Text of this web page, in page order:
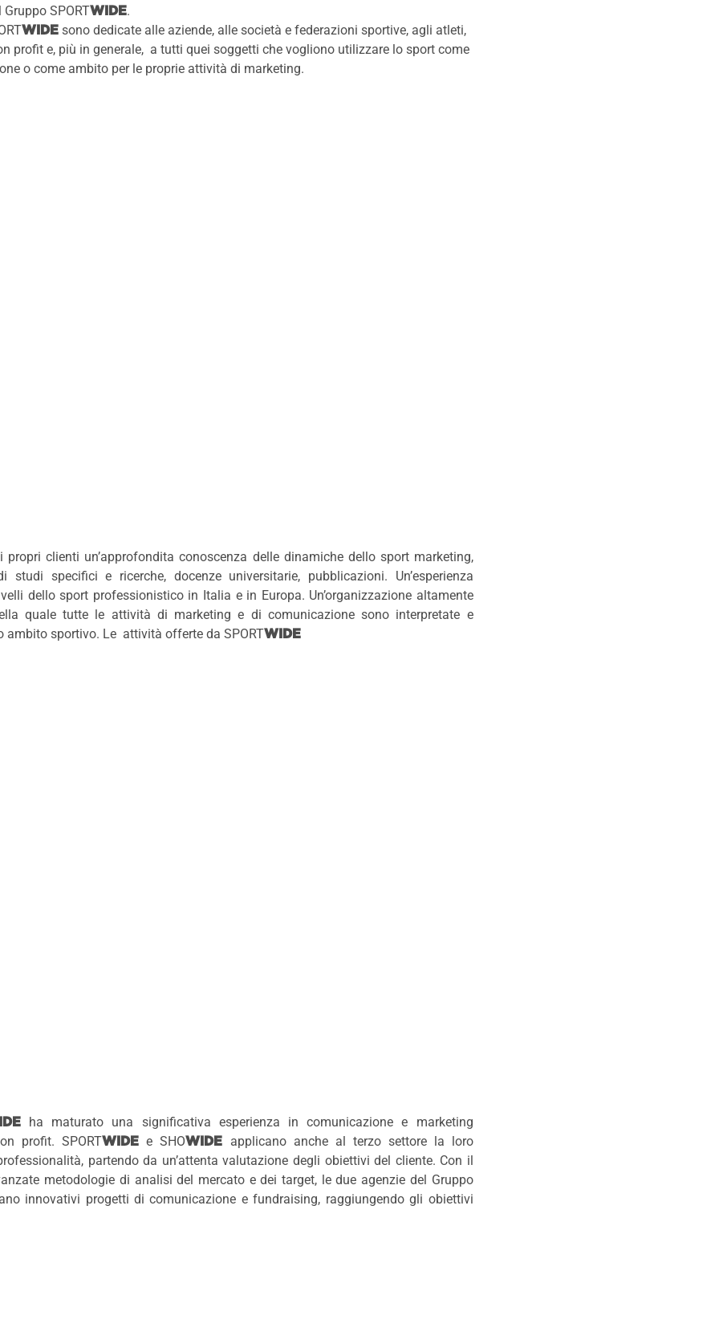
GruppoSPORTWIDE.
WIDE sono dedicate alle aziende, alle società e federazioni sportive, agli atleti,
profit e, più in generale, a tutti quei soggetti che vogliono utilizzare lo sport come
o come ambito per le proprie attività di marketing.
clienti un’approfondita conoscenza delle dinamiche dello sport marketing,
specifici e ricerche, docenze universitarie, pubblicazioni. Un’esperienza
dello sport professionistico in Italia e in Europa. Un’organizzazione altamente
quale tutte le attività di marketing e di comunicazione sono interpretate e
ambito sportivo. Le attività offerte da SPORTWIDE
ha maturato una significativa esperienza in comunicazione e marketing
profit. SPORTWIDE e SHOWIDE
applicano anche al terzo settore la loro
partendo da un’attenta valutazione degli obiettivi del cliente. Con il
metodologie di analisi del mercato e dei target, le due agenzie del Gruppo
innovativi progetti di comunicazione e fundraising, raggiungendo gli obiettivi